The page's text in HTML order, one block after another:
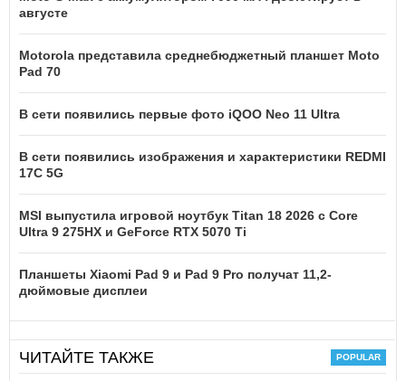
августе
Motorola представила среднебюджетный планшет Moto
Pad 70
В сети появились первые фото iQOO Neo 11 Ultra
В сети появились изображения и характеристики REDMI
17C 5G
MSI выпустила игровой ноутбук Titan 18 2026 с Core
Ultra 9 275HX и GeForce RTX 5070 Ti
Планшеты Xiaomi Pad 9 и Pad 9 Pro получат 11,2-
дюймовые дисплеи
ЧИТАЙТЕ ТАКЖЕ